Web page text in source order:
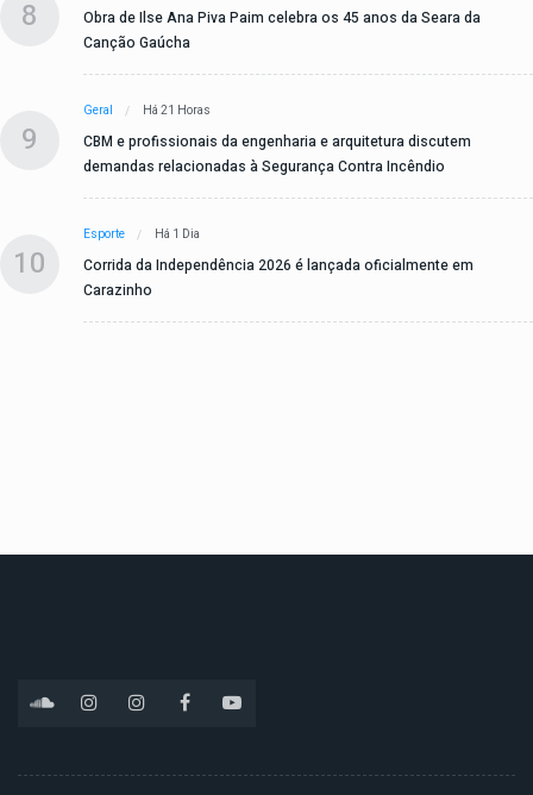
8
Obra de Ilse Ana Piva Paim celebra os 45 anos da Seara da
Canção Gaúcha
9
Geral Há 21 Horas
CBM e profissionais da engenharia e arquitetura discutem
demandas relacionadas à Segurança Contra Incêndio
10
Esporte Há 1 Dia
Corrida da Independência 2026 é lançada oficialmente em
Carazinho